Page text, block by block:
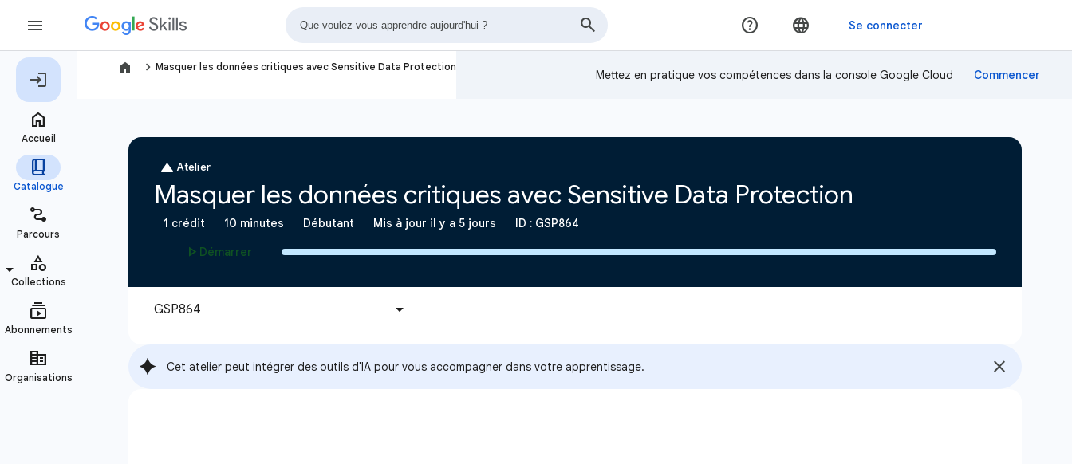
navigate_next Masquer les données critiques avec Sensitive Data Protection
Mettez en pratique vos compétences dans la console Google Cloud
Cet atelier peut intégrer des outils d'IA pour vous accompagner dans votre apprentissage.